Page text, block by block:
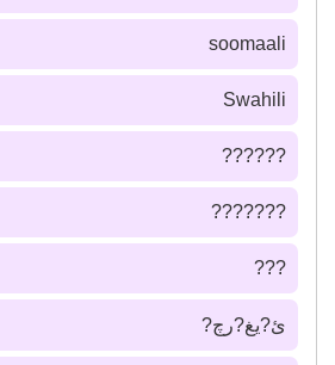
soomaali
Swahili
??????
???????
???
ئ?يغ?رچ?